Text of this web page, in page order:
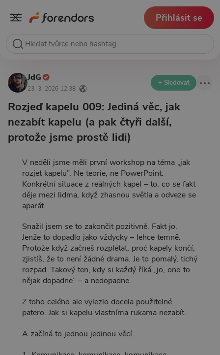
Přihlásit se
JdG
23. 3. 2026 12:38
+ Sledovat
Rozjeď kapelu 009: Jediná věc, jak
nezabít kapelu (a pak čtyři další,
protože jsme prostě lidi)
V neděli jsme měli první workshop na téma „jak
rozjet kapelu”. Ne teorie, ne PowerPoint.
Konkrétní situace z reálných kapel – to, co se fakt
děje mezi lidma, když zhasnou světla a odveze se
aparát.
Snažil jsem se to zakončit pozitivně. Fakt jo.
Jenže to dopadlo jako vždycky – lehce temně.
Protože když začneš rozplétat, proč kapely končí,
zjistíš, že to není žádné drama. Je to pomalý, tichý
rozpad. Takový ten, kdy si každý říká „jo, ono to
nějak dopadne” – a nedopadne.
Z toho celého ale vylezlo docela použitelné
patero. Jak si kapelu vlastníma rukama nezabít.
A začíná to jednou jedinou věcí.